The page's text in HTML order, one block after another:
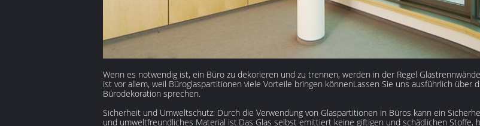
Wenn es notwendig ist, ein Büro zu dekorieren und zu trennen, werden in der Regel
ist vor allem, weil Büroglaspartitionen viele Vorteile bringen könnenLassen Sie uns ausführlich über
Bürodekoration sprechen.
Sicherheit und Umweltschutz: Durch die Verwendung von Glaspartitionen in Büros kann ein
und umweltfreundliches Material ist.Das Glas selbst emittiert keine giftigen und schädlichen